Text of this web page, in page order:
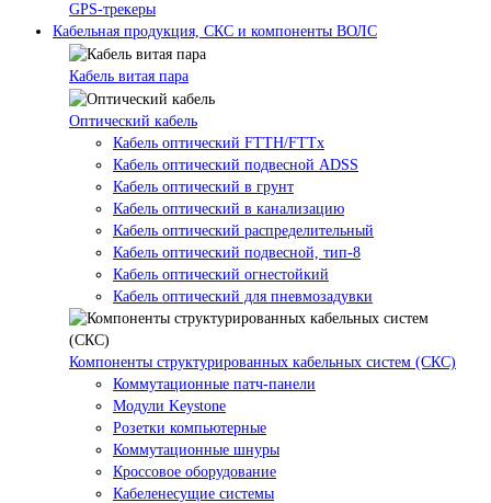
GPS-трекеры
Кабельная продукция, СКС и компоненты ВОЛС
Кабель витая пара
Оптический кабель
Кабель оптический FTTH/FTTx
Кабель оптический подвесной ADSS
Кабель оптический в грунт
Кабель оптический в канализацию
Кабель оптический распределительный
Кабель оптический подвесной, тип-8
Кабель оптический огнестойкий
Кабель оптический для пневмозадувки
Компоненты структурированных кабельных систем (СКС)
Коммутационные патч-панели
Модули Keystone
Розетки компьютерные
Коммутационные шнуры
Кроссовое оборудование
Кабеленесущие системы